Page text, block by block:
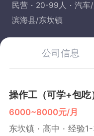
民营 20-99人
汽车
滨海县/东坎镇
公司信息
操作工（可学+包吃
6000~8000元/月
东坎镇 高中 经验